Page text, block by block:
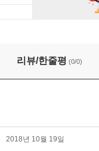
사실상
리뷰/한줄평 (0/0)
2018년 10월 19일